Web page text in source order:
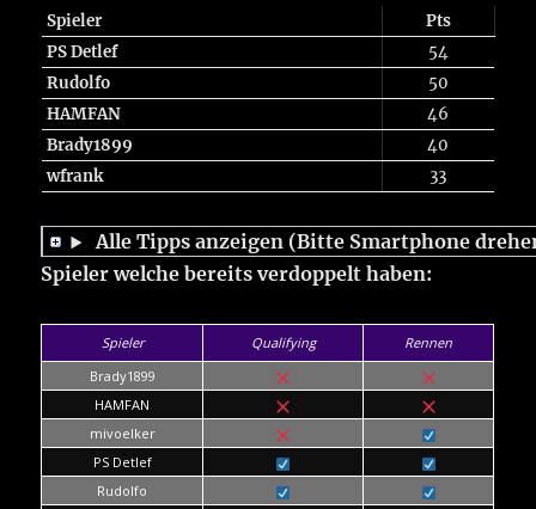
Spieler
Pts
PS Detlef
54
Rudolfo
50
HAMFAN
46
Brady1899
40
wfrank
33
Alle Tipps anzeigen (Bitte Smartphone
Spieler welche bereits verdoppelt haben:
Spieler Qualifying
Rennen
Brady1899
HAMFAN
mivoelker
PS Detlef
Rudolfo